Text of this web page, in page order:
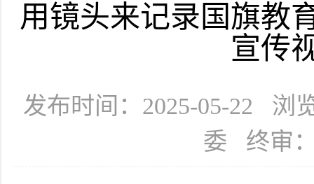
用镜头来记录国旗教
宣传
发布时间：2025-05-22 浏
委 终审